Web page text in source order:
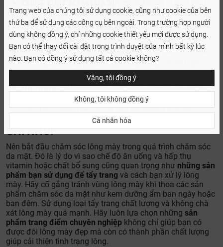
lông mày, giúp lông mày mềm mại và đàn hồi.
CHIẾT XUẤT RỄ NHÂN SÂM- là chất chống oxy hóa
mạnh giúp nuôi dưỡng sâu và ngăn ngừa lão hóa và
bạc tóc. Nó chứa các thành phần mang lại lợi ích cho
tóc: saponin triterpenoid, glycoside, vitamin (B1, B2, C)
ARGININE- axit amin tự nhiên giúp giữ ẩm cho lông
mày, khuyến khích hấp thụ chất dinh dưỡng, kích thích
mọc tóc nhanh hơn và giữ cho tóc không bị rụng.
GHI NHỚ!
Nên bắt đầu chăm sóc lông mày trong quá trình chăm sóc
da mặt. Đó là lý do vì sao chế độ ăn uống và hấp thụ
vitamin hoặc chất bổ sung cũng quan trọng như những sản
phẩm bạn sử dụng để tẩy trang và cách bạn xử lý lông
mày. Hãy cố gắng tránh vùng lông mày khi thoa các sản
phẩm chăm sóc da mặt như kem dưỡng ẩm ban ngày hoặc
ban đêm. Sử dụng loại tẩy trang chất lượng và không chà
xát lông mày quá mạnh. Hãy luôn lựa chọn những sản
phẩm trang điểm chuyên nghiệp không chỉ giúp bạn có
được đôi lông mày đẹp mà còn có thành phần chất lượng
giúp cải thiện tình trạng lông.
Trang web của chúng tôi sử dụng cookie, cũng như cookie của bên
thứ ba để sử dụng các công cụ bên ngoài. Trong trường hợp người
dùng không đồng ý, chỉ những cookie thiết yếu mới được sử dụng.
Bạn có thể thay đổi cài đặt trong trình duyệt của mình bất kỳ lúc
nào. Bạn có đồng ý sử dụng tất cả cookie không?
Vâng, tôi đồng ý
Không, tôi không đồng ý
Cá nhân hóa